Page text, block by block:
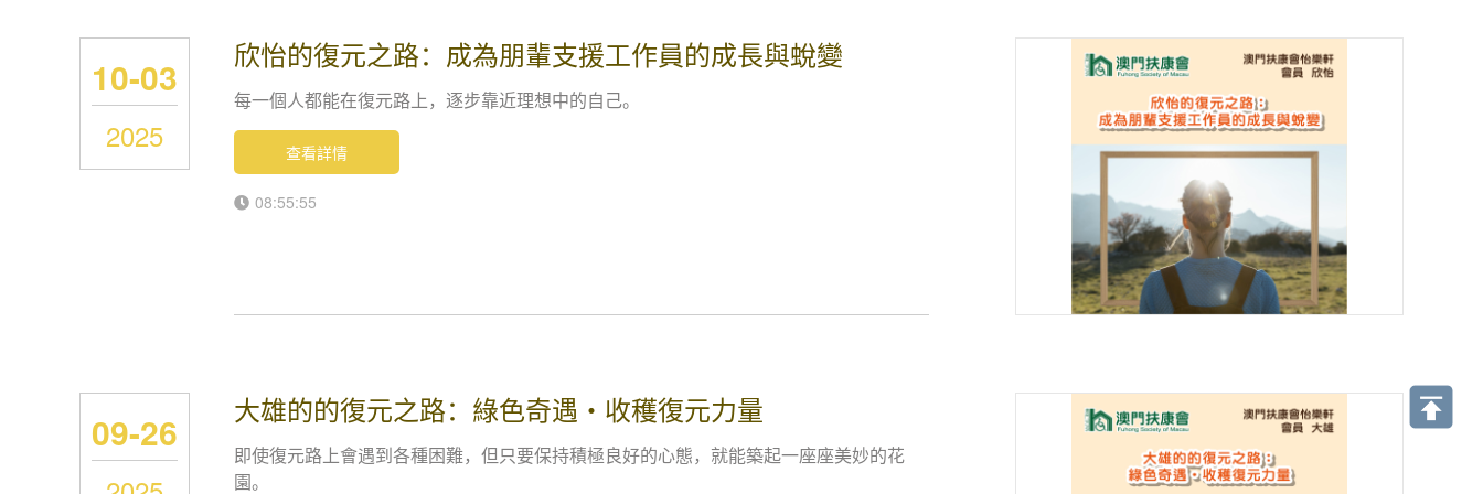
10-03
2025
欣怡的復元之路：成為朋輩支援工作員的成長與蛻變
每一個人都能在復元路上，逐步靠近理想中的自己。
查看詳情
08:55:55
09-26 大雄的的復元之路：綠色奇遇‧收穫復元力量
即使復元路上會遇到各種困難，但只要保持積極良好的心態，就能築起一座座美妙的花
園。